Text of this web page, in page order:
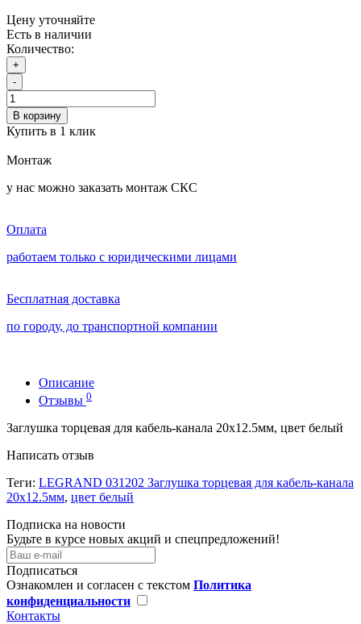
Цену уточняйте
Есть в наличии
Количество:
+
-
В корзину
Купить в 1 клик
Монтаж
у нас можно заказать монтаж СКС
Оплата
работаем только с юридическими лицами
Бесплатная доставка
по городу, до транспортной компании
Описание
Отзывы 0
Заглушка торцевая для кабель-канала 20x12.5мм, цвет белый
Написать отзыв
Теги: LEGRAND 031202 Заглушка торцевая для кабель-канала
20x12.5мм, цвет белый
Подписка на новости
Будьте в курсе новых акций и спецпредложений!
Подписаться
Ознакомлен и согласен с текстом Политика
конфиденциальности
Контакты